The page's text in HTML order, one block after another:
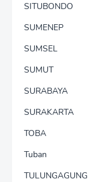
SITUBONDO
SUMENEP
SUMSEL
SUMUT
SURABAYA
SURAKARTA
TOBA
Tuban
TULUNGAGUNG